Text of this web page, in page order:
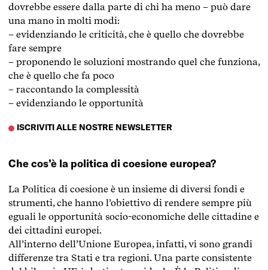
dovrebbe essere dalla parte di chi ha meno – può dare
una mano in molti modi:
– evidenziando le criticità, che è quello che dovrebbe
fare sempre
– proponendo le soluzioni mostrando quel che funziona,
che è quello che fa poco
– raccontando la complessità
– evidenziando le opportunità
ISCRIVITI ALLE NOSTRE NEWSLETTER
Che cos’è la politica di coesione europea?
La Politica di coesione è un insieme di diversi fondi e
strumenti, che hanno l’obiettivo di rendere sempre più
eguali le opportunità socio-economiche delle cittadine e
dei cittadini europei.
All’interno dell’Unione Europea, infatti, vi sono grandi
differenze tra Stati e tra regioni. Una parte consistente